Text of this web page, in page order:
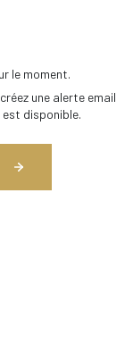
le moment.
une alerte email
est disponible.